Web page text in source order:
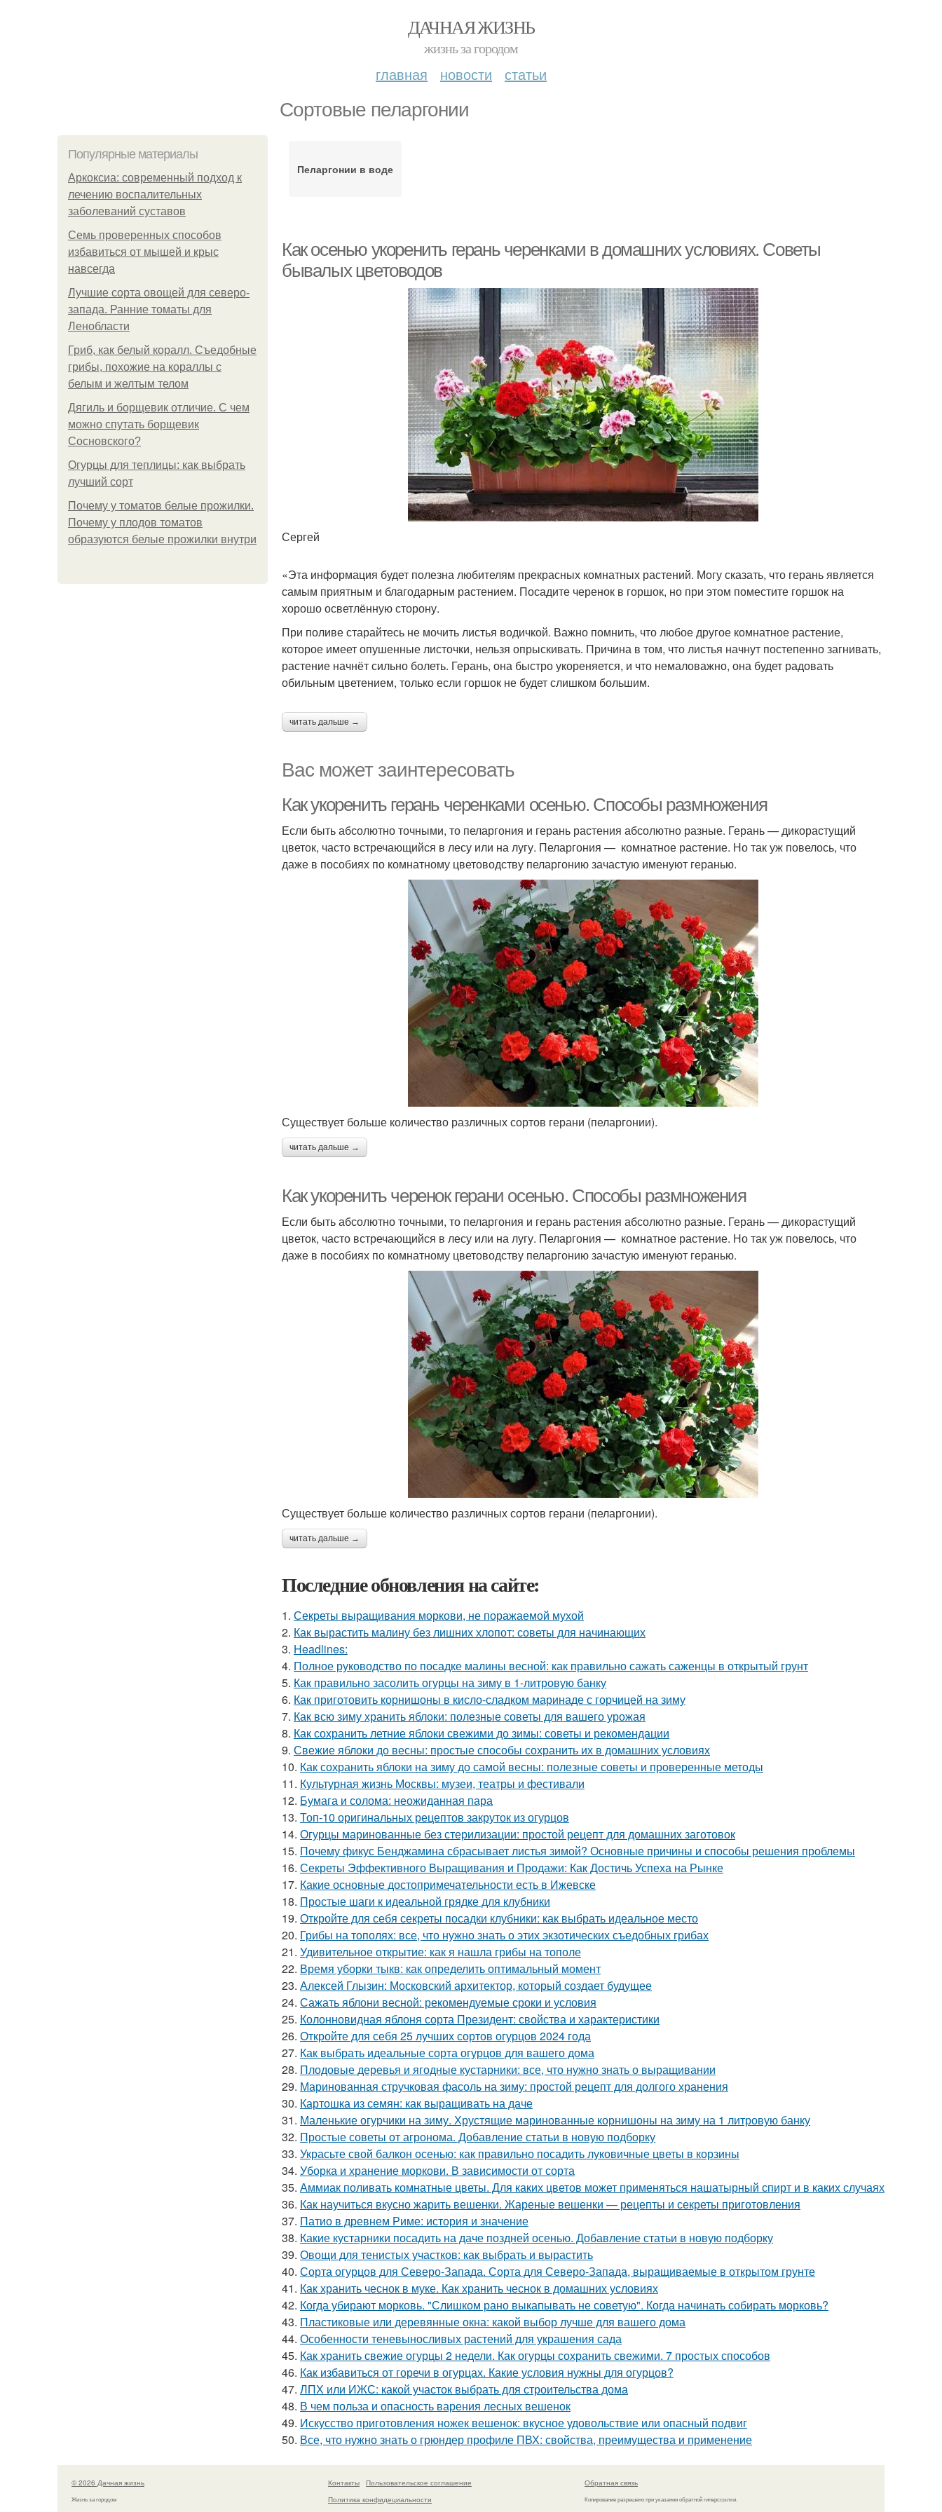
ДАЧНАЯ ЖИЗНЬ
жизнь за городом
главная новости статьи
Сортовые пеларгонии
Популярные материалы
Аркоксиа: современный подход к
лечению воспалительных
заболеваний суставов
Семь проверенных способов
избавиться от мышей и крыс
навсегда
Лучшие сорта овощей для северо-
запада. Ранние томаты для
Ленобласти
Гриб, как белый коралл. Съедобные
грибы, похожие на кораллы с
белым и желтым телом
Дягиль и борщевик отличие. С чем
можно спутать борщевик
Сосновского?
Огурцы для теплицы: как выбрать
лучший сорт
Почему у томатов белые прожилки.
Почему у плодов томатов
образуются белые прожилки внутри
Пеларгонии в воде
Как осенью укоренить герань черенками в домашних условиях. Советы
бывалых цветоводов
Сергей
«Эта информация будет полезна любителям прекрасных комнатных растений. Могу сказать, что герань является
самым приятным и благодарным растением. Посадите черенок в горшок, но при этом поместите горшок на
хорошо осветлённую сторону.
При поливе старайтесь не мочить листья водичкой. Важно помнить, что любое другое комнатное растение,
которое имеет опушенные листочки, нельзя опрыскивать. Причина в том, что листья начнут постепенно загнивать,
растение начнёт сильно болеть. Герань, она быстро укореняется, и что немаловажно, она будет радовать
обильным цветением, только если горшок не будет слишком большим.
читать дальше →
Вас может заинтересовать
Как укоренить герань черенками осенью. Способы размножения
Если быть абсолютно точными, то пеларгония и герань растения абсолютно разные. Герань — дикорастущий
цветок, часто встречающийся в лесу или на лугу. Пеларгония — комнатное растение. Но так уж повелось, что
даже в пособиях по комнатному цветоводству пеларгонию зачастую именуют геранью.
Существует больше количество различных сортов герани (пеларгонии).
читать дальше →
Как укоренить черенок герани осенью. Способы размножения
Если быть абсолютно точными, то пеларгония и герань растения абсолютно разные. Герань — дикорастущий
цветок, часто встречающийся в лесу или на лугу. Пеларгония — комнатное растение. Но так уж повелось, что
даже в пособиях по комнатному цветоводству пеларгонию зачастую именуют геранью.
Существует больше количество различных сортов герани (пеларгонии).
читать дальше →
Последние обновления на сайте:
1. Секреты выращивания моркови, не поражаемой мухой
2. Как вырастить малину без лишних хлопот: советы для начинающих
3. Headlines:
4. Полное руководство по посадке малины весной: как правильно сажать саженцы в открытый грунт
5. Как правильно засолить огурцы на зиму в 1-литровую банку
6. Как приготовить корнишоны в кисло-сладком маринаде с горчицей на зиму
7. Как всю зиму хранить яблоки: полезные советы для вашего урожая
8. Как сохранить летние яблоки свежими до зимы: советы и рекомендации
9. Свежие яблоки до весны: простые способы сохранить их в домашних условиях
10. Как сохранить яблоки на зиму до самой весны: полезные советы и проверенные методы
11. Культурная жизнь Москвы: музеи, театры и фестивали
12. Бумага и солома: неожиданная пара
13. Топ-10 оригинальных рецептов закруток из огурцов
14. Огурцы маринованные без стерилизации: простой рецепт для домашних заготовок
15. Почему фикус Бенджамина сбрасывает листья зимой? Основные причины и способы решения проблемы
16. Секреты Эффективного Выращивания и Продажи: Как Достичь Успеха на Рынке
17. Какие основные достопримечательности есть в Ижевске
18. Простые шаги к идеальной грядке для клубники
19. Откройте для себя секреты посадки клубники: как выбрать идеальное место
20. Грибы на тополях: все, что нужно знать о этих экзотических съедобных грибах
21. Удивительное открытие: как я нашла грибы на тополе
22. Время уборки тыкв: как определить оптимальный момент
23. Алексей Глызин: Московский архитектор, который создает будущее
24. Сажать яблони весной: рекомендуемые сроки и условия
25. Колонновидная яблоня сорта Президент: свойства и характеристики
26. Откройте для себя 25 лучших сортов огурцов 2024 года
27. Как выбрать идеальные сорта огурцов для вашего дома
28. Плодовые деревья и ягодные кустарники: все, что нужно знать о выращивании
29. Маринованная стручковая фасоль на зиму: простой рецепт для долгого хранения
30. Картошка из семян: как выращивать на даче
31. Маленькие огурчики на зиму. Хрустящие маринованные корнишоны на зиму на 1 литровую банку
32. Простые советы от агронома. Добавление статьи в новую подборку
33. Украсьте свой балкон осенью: как правильно посадить луковичные цветы в корзины
34. Уборка и хранение моркови. В зависимости от сорта
35. Аммиак поливать комнатные цветы. Для каких цветов может применяться нашатырный спирт и в каких случаях
36. Как научиться вкусно жарить вешенки. Жареные вешенки — рецепты и секреты приготовления
37. Патио в древнем Риме: история и значение
38. Какие кустарники посадить на даче поздней осенью. Добавление статьи в новую подборку
39. Овощи для тенистых участков: как выбрать и вырастить
40. Сорта огурцов для Северо-Запада. Сорта для Северо-Запада, выращиваемые в открытом грунте
41. Как хранить чеснок в муке. Как хранить чеснок в домашних условиях
42. Когда убирают морковь. "Слишком рано выкапывать не советую". Когда начинать собирать морковь?
43. Пластиковые или деревянные окна: какой выбор лучше для вашего дома
44. Особенности теневыносливых растений для украшения сада
45. Как хранить свежие огурцы 2 недели. Как огурцы сохранить свежими. 7 простых способов
46. Как избавиться от горечи в огурцах. Какие условия нужны для огурцов?
47. ЛПХ или ИЖС: какой участок выбрать для строительства дома
48. В чем польза и опасность варения лесных вешенок
49. Искусство приготовления ножек вешенок: вкусное удовольствие или опасный подвиг
50. Все, что нужно знать о грюндер профиле ПВХ: свойства, преимущества и применение
© 2026 Дачная жизнь
Жизнь за городом
Контакты
Пользовательское соглашение
Политика конфидециальности
Обратная связь
Копирование разрешено при указании обратной гиперссылки.